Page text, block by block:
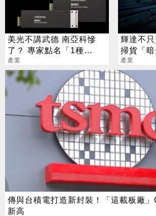
美光不講武德 南亞科慘
了？ 專家點名「1種
人」：是天堂
產業
輝達不
掃貨「
訊要飛了
產業
傳與台積電打造新封裝！「這載板廠
新高